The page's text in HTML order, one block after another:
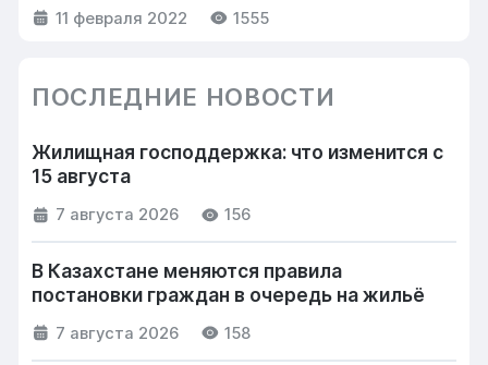
11 февраля 2022 1555
ПОСЛЕДНИЕ НОВОСТИ
Жилищная господдержка: что изменится с
15 августа
7 августа 2026 156
В Казахстане меняются правила
постановки граждан в очередь на жильё
7 августа 2026 158